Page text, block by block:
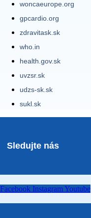
woncaeurope.org
gpcardio.org
zdravitask.sk
who.in
health.gov.sk
uvzsr.sk
udzs-sk.sk
sukl.sk
Sledujte nás
Facebook Instagram Youtube